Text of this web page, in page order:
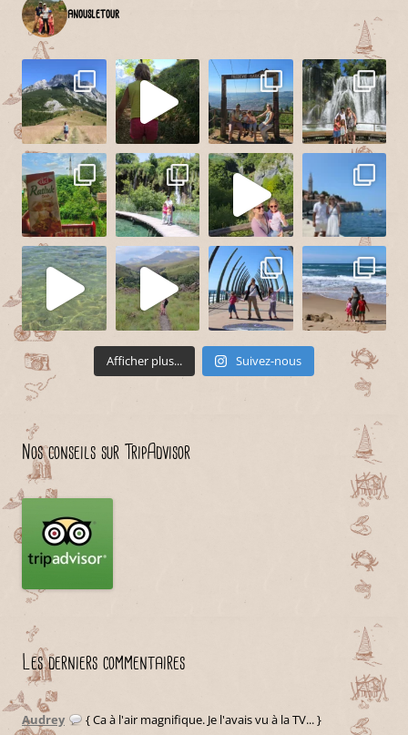
anousletour
Afficher plus... Suivez-nous
Nos conseils sur TripAdvisor
Les derniers commentaires
Audrey
{ Ca à l'air magnifique. Je l'avais vu à la TV... }